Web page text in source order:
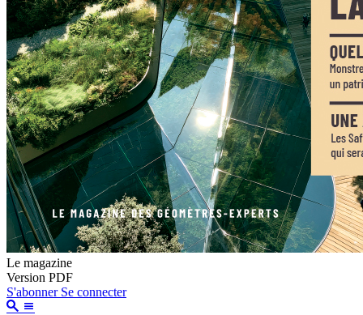
Le magazine
Version PDF
S'abonner Se connecter